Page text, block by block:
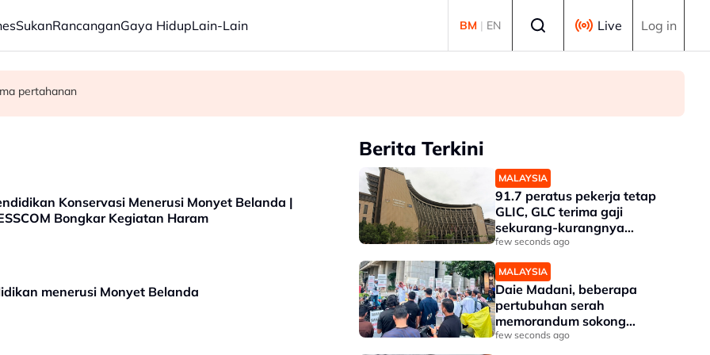
SukanRancanganGaya HidupLain-Lain BM | EN Live Log in
sekurang-kurangnya RM3,100 setakat akhir 2025
sokong pemerkasaan integriti Tabung Haji
pertahanan
Konservasi Menerusi Monyet Belanda |
Bongkar Kegiatan Haram
menerusi Monyet Belanda
Berita Terkini
MALAYSIA
91.7 peratus pekerja tetap
GLIC, GLC terima gaji
sekurang-kurangnya
RM3,100 setakat akhir 2025
few seconds ago
MALAYSIA
Daie Madani, beberapa
pertubuhan serah
memorandum sokong
pemerkasaan integriti
few seconds ago